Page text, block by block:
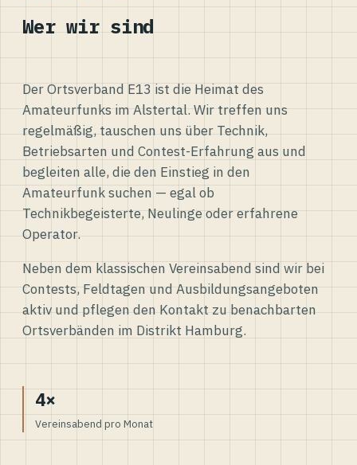
Wer wir sind
Der Ortsverband E13 ist die Heimat des
Amateurfunks im Alstertal. Wir treffen uns
regelmäßig, tauschen uns über Technik,
Betriebsarten und Contest-Erfahrung aus und
begleiten alle, die den Einstieg in den
Amateurfunk suchen — egal ob
Technikbegeisterte, Neulinge oder erfahrene
Operator.
Neben dem klassischen Vereinsabend sind wir bei
Contests, Feldtagen und Ausbildungsangeboten
aktiv und pflegen den Kontakt zu benachbarten
Ortsverbänden im Distrikt Hamburg.
4×
Vereinsabend pro Monat